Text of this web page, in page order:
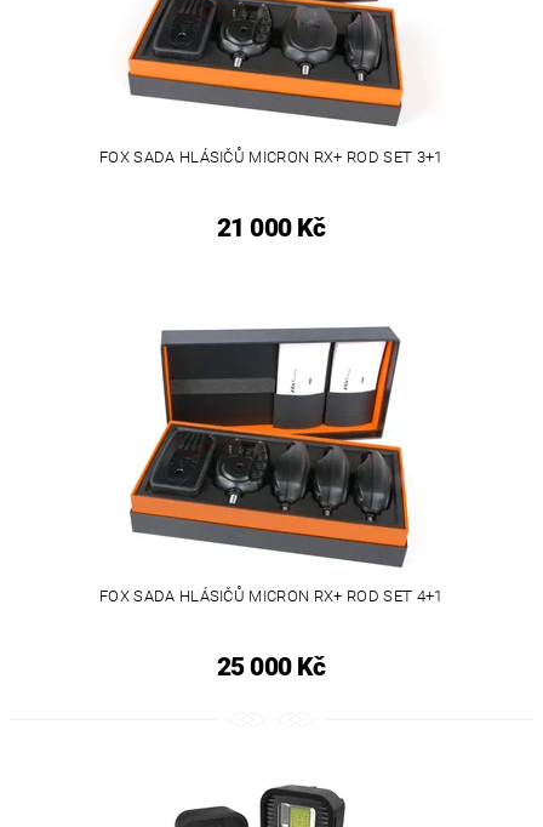
FOX SADA HLÁSIČŮ MICRON RX+ ROD SET 3+1
21 000 Kč
FOX SADA HLÁSIČŮ MICRON RX+ ROD SET 4+1
25 000 Kč